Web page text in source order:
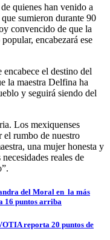
quienes han venido a
sumieron durante 90
convencido de que la
encabezará ese
el destino del
la maestra Delfina ha
y seguirá siendo del
Los mexiquenses
el rumbo de nuestro
una mujer honesta y
reales de
del Moral en la más
16 puntos arriba
reporta 20 puntos de